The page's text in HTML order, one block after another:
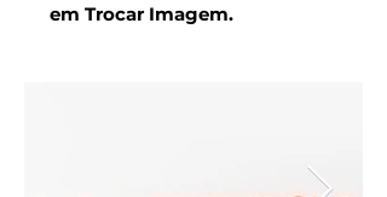
em Trocar Imagem.